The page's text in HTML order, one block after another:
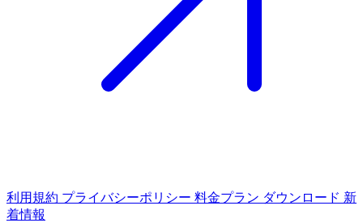
利用規約 プライバシーポリシー 料金プラン ダウンロード 新
着情報